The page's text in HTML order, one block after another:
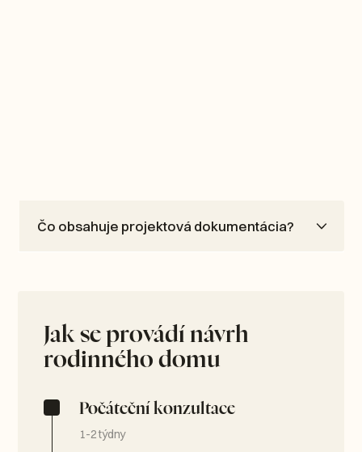
Čo obsahuje projektová dokumentácia?
Jak se provádí návrh
rodinného domu
Počáteční konzultace
1-2 týdny